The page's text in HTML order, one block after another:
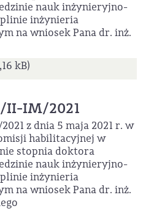
nauk inżynieryjno-
inżynieria
na wniosek Pana dr. inż.
kB)
II-IM/2021
z dnia 5 maja 2021 r. w
habilitacyjnej w
stopnia doktora
nauk inżynieryjno-
inżynieria
na wniosek Pana dr. inż.